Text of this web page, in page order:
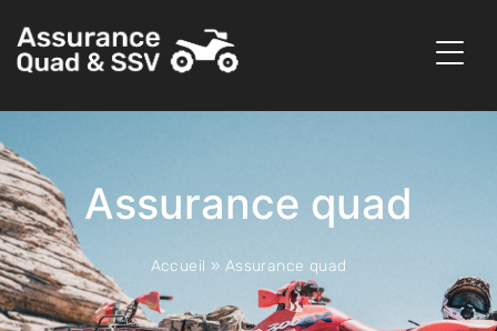
Assurance quad
Accueil » Assurance quad